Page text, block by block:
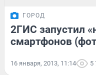
ГОРОД
2ГИС запустил
смартфонов
16 января, 2013, 11:14 5